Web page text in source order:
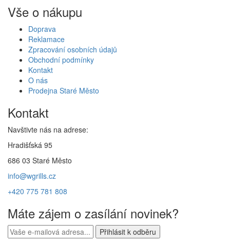
Vše o nákupu
Doprava
Reklamace
Zpracování osobních údajů
Obchodní podmínky
Kontakt
O nás
Prodejna Staré Město
Kontakt
Navštivte nás na adrese:
Hradišťská 95
686 03 Staré Město
info@wgrills.cz
+420 775 781 808
Máte zájem o zasílání novinek?